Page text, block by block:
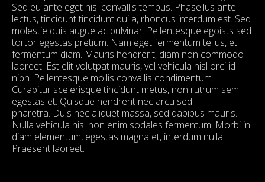
Sed eu ante eget nisl convallis tempus. Phasellus ante
lectus, tincidunt tincidunt dui a, rhoncus interdum est. Sed
molestie quis augue ac pulvinar. Pellentesque egoists sed
tortor egestas pretium. Nam eget fermentum tellus, et
fermentum diam. Mauris hendrerit, diam non commodo
laoreet. Est elit volutpat mauris, vel vehicula nisl orci id
nibh. Pellentesque mollis convallis condimentum.
Curabitur scelerisque tincidunt metus, non rutrum sem
egestas et. Quisque hendrerit nec arcu sed
pharetra. Duis nec aliquet massa, sed dapibus mauris.
Nulla vehicula nisl non enim sodales fermentum. Morbi in
diam elementum, egestas magna et, interdum nulla.
Praesent laoreet.